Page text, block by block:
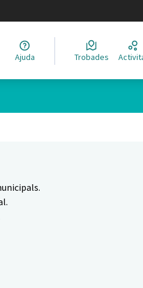
el idioma
Ajuda Trobades